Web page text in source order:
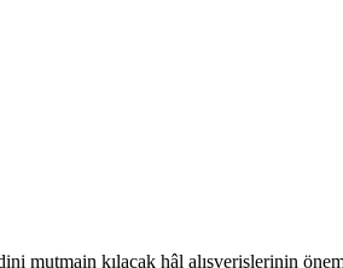
mutmain kılacak hâl alışverişlerinin